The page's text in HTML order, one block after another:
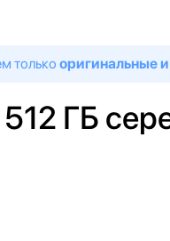
только оригинальные
ГБ